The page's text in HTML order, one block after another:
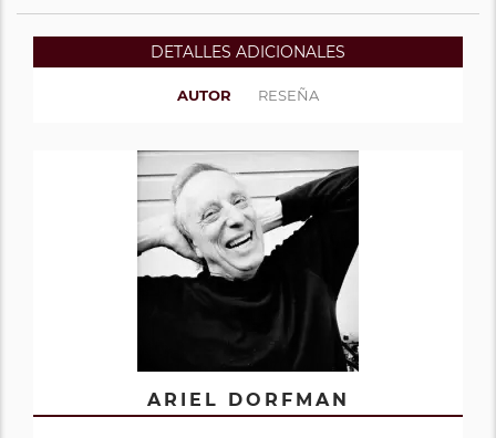
DETALLES ADICIONALES
AUTOR RESEÑA
ARIEL DORFMAN